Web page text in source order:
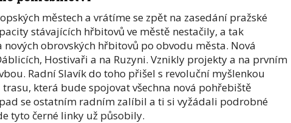
městech a vrátíme se zpět na zasedání pražské
stávajících hřbitovů ve městě nestačily, a tak
nových obrovských hřbitovů po obvodu města. Nová
Hostivaři a na Ruzyni. Vznikly projekty a na prvním
Radní Slavík do toho přišel s revoluční myšlenkou
která bude spojovat všechna nová pohřebiště
se ostatním radním zalíbil a ti si vyžádali podrobné
tyto černé linky už působily.